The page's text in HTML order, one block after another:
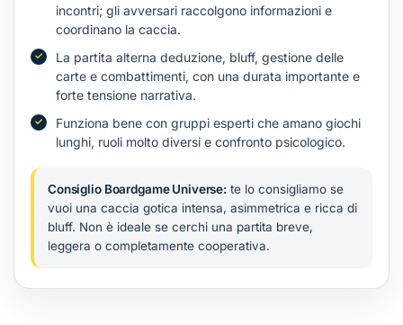
incontri; gli avversari raccolgono informazioni e
coordinano la caccia.
La partita alterna deduzione, bluff, gestione delle
carte e combattimenti, con una durata importante e
forte tensione narrativa.
Funziona bene con gruppi esperti che amano giochi
lunghi, ruoli molto diversi e confronto psicologico.
Consiglio Boardgame Universe: te lo consigliamo se
vuoi una caccia gotica intensa, asimmetrica e ricca di
bluff. Non è ideale se cerchi una partita breve,
leggera o completamente cooperativa.